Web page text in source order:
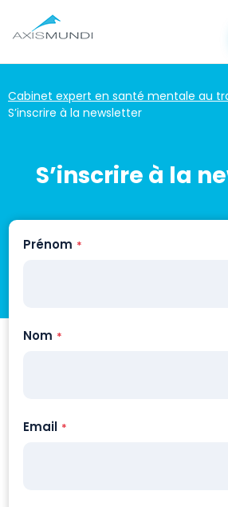
Cabinet expert en santé mentale au
S’inscrire à la newsletter
S’inscrire à la
Prénom *
Nom *
Email *